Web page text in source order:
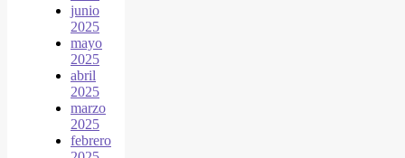
junio
2025
mayo
2025
abril
2025
marzo
2025
febrero